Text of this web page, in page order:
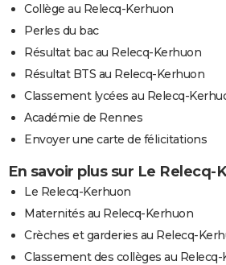
Collège au Relecq-Kerhuon
Perles du bac
Résultat bac au Relecq-Kerhuon
Résultat BTS au Relecq-Kerhuon
Classement lycées au Relecq-
Académie de Rennes
Envoyer une carte de félicitations
En savoir plus sur Le Relecq-
Le Relecq-Kerhuon
Maternités au Relecq-Kerhuon
Crèches et garderies au Relecq-
Classement des collèges au